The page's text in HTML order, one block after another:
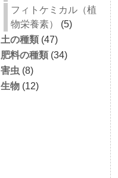
フィトケミカル（植
物栄養素）
(5)
土の種類 (47)
肥料の種類 (34)
害虫 (8)
生物 (12)